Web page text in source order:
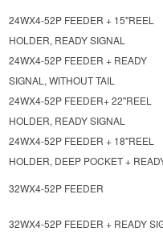
24WX4-52P FEEDER + 15"REEL
HOLDER, READY SIGNAL
24WX4-52P FEEDER + READY
SIGNAL, WITHOUT TAIL
24WX4-52P FEEDER+ 22"REEL
HOLDER, READY SIGNAL
24WX4-52P FEEDER + 18"REEL
HOLDER, DEEP POCKET +
32WX4-52P FEEDER
32WX4-52P FEEDER + READY